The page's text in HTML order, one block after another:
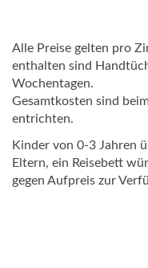
Alle Preise gelten pro
enthalten sind
Wochentagen.
Gesamtkosten sind
entrichten.
Kinder von 0-3 Jahren
Eltern, ein Reisebett
gegen Aufpreis zur